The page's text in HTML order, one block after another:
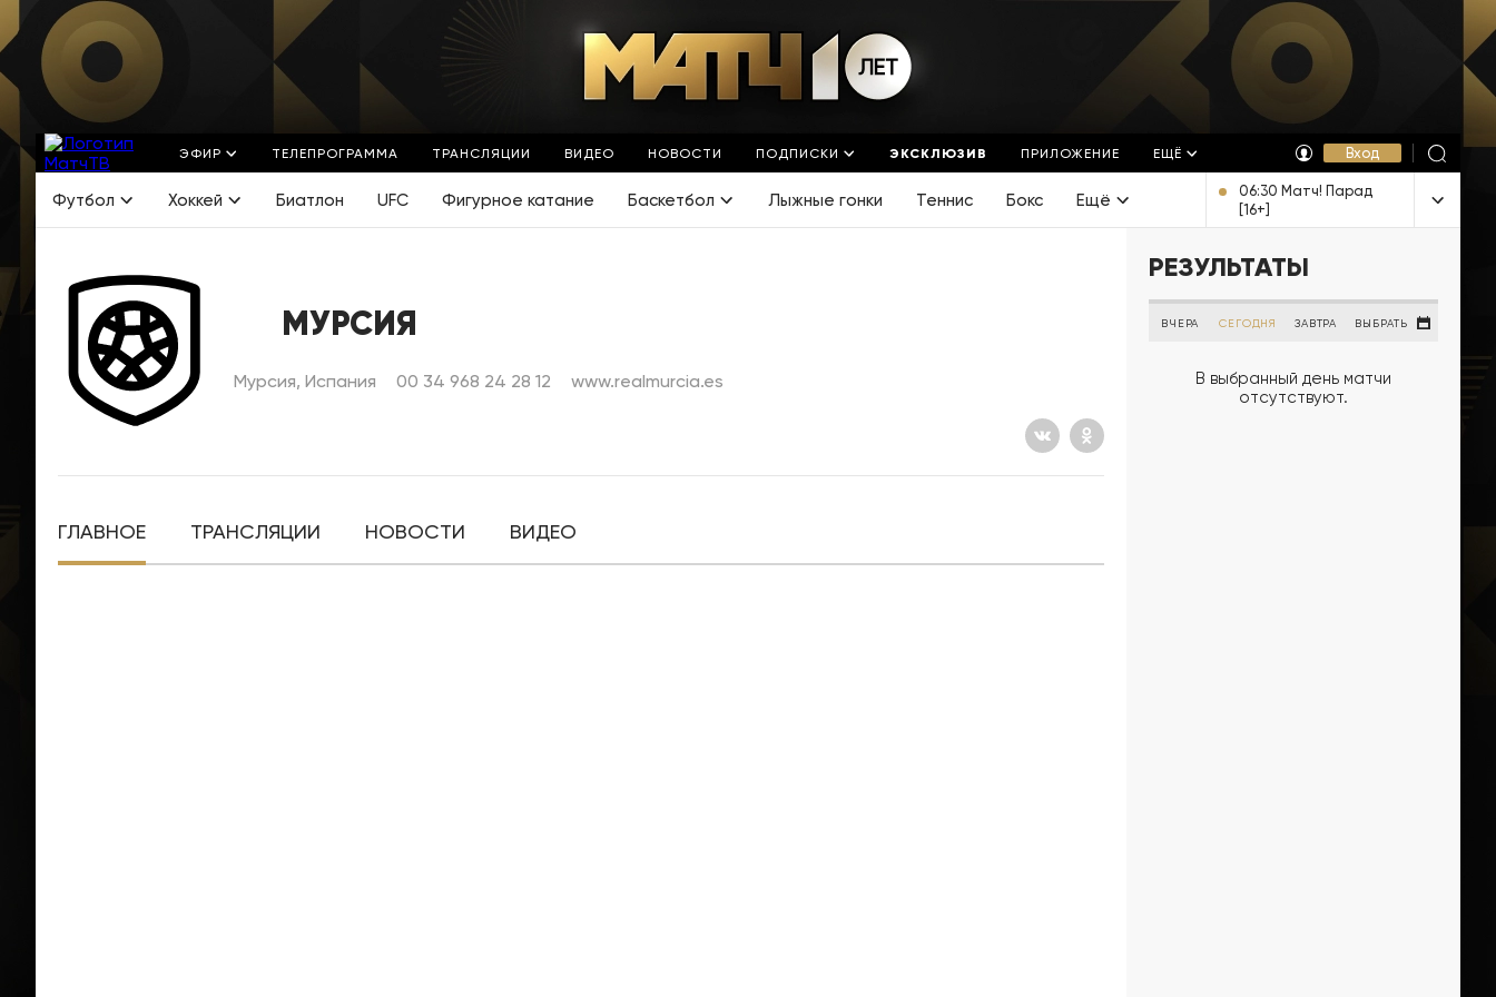
ЭФИР ТЕЛЕПРОГРАММА ТРАНСЛЯЦИИ ВИДЕО НОВОСТИ ПОДПИСКИ ЭКСКЛЮЗИВ ПРИЛОЖЕНИЕ ЕЩЁ Вход
Футбол Хоккей Биатлон UFC Фигурное катание Баскетбол Лыжные гонки Теннис Бокс Ещё
06:30 Матч! Парад
[16+]
МУРСИЯ
Мурсия, Испания 00 34 968 24 28 12 www.realmurcia.es
ГЛАВНОЕ ТРАНСЛЯЦИИ НОВОСТИ ВИДЕО
РЕЗУЛЬТАТЫ
ВЧЕРА СЕГОДНЯ ЗАВТРА ВЫБРАТЬ
В выбранный день матчи
отсутствуют.